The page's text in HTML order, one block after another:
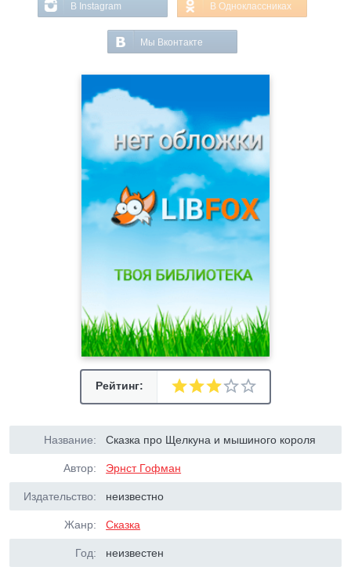
В Instagram В Одноклассниках
Мы Вконтакте
Рейтинг:
Название: Сказка про Щелкуна и мышиного короля
Автор: Эрнст Гофман
Издательство: неизвестно
Жанр: Сказка
Год: неизвестен